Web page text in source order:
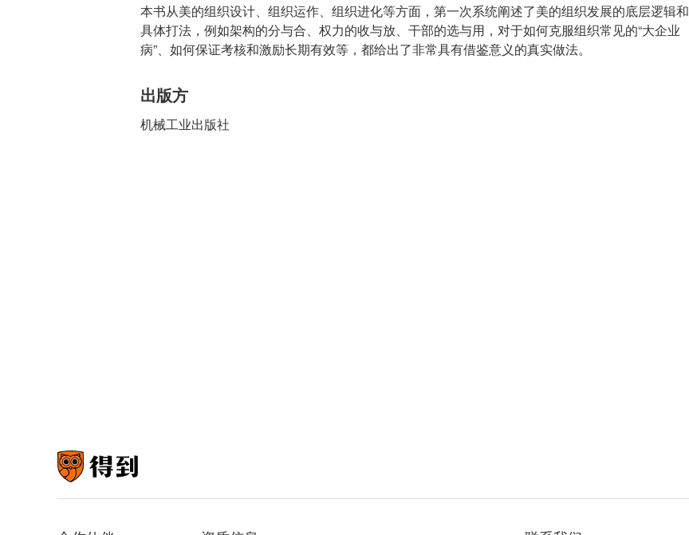
本书从美的组织设计、组织运作、组织进化等方面，第一次系统阐述了美的组织发展的底层逻辑和
具体打法，例如架构的分与合、权力的收与放、干部的选与用，对于如何克服组织常见的“大企业
病”、如何保证考核和激励长期有效等，都给出了非常具有借鉴意义的真实做法。
出版方
机械工业出版社